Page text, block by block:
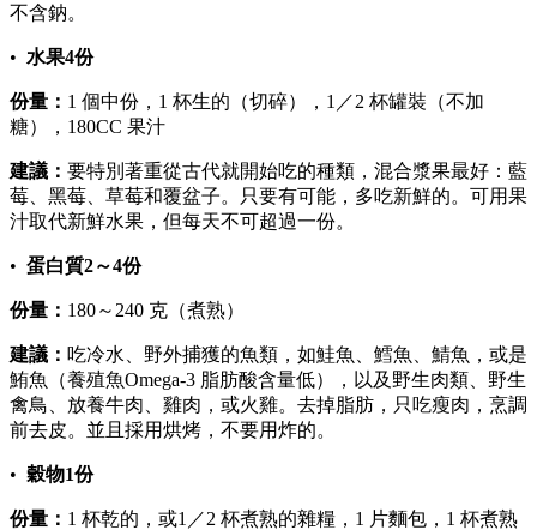
不含鈉。
• 水果4份
份量： 1 個中份，1 杯生的（切碎），1／2 杯罐裝（不加
糖），180CC 果汁
建議： 要特別著重從古代就開始吃的種類，混合漿果最好：藍
莓、黑莓、草莓和覆盆子。只要有可能，多吃新鮮的。可用果
汁取代新鮮水果，但每天不可超過一份。
• 蛋白質2～4份
份量： 180～240 克（煮熟）
建議： 吃冷水、野外捕獲的魚類，如鮭魚、鱈魚、鯖魚，或是
鮪魚（養殖魚Omega‑3 脂肪酸含量低），以及野生肉類、野生
禽鳥、放養牛肉、雞肉，或火雞。去掉脂肪，只吃瘦肉，烹調
前去皮。並且採用烘烤，不要用炸的。
• 穀物1份
份量： 1 杯乾的，或1／2 杯煮熟的雜糧，1 片麵包，1 杯煮熟